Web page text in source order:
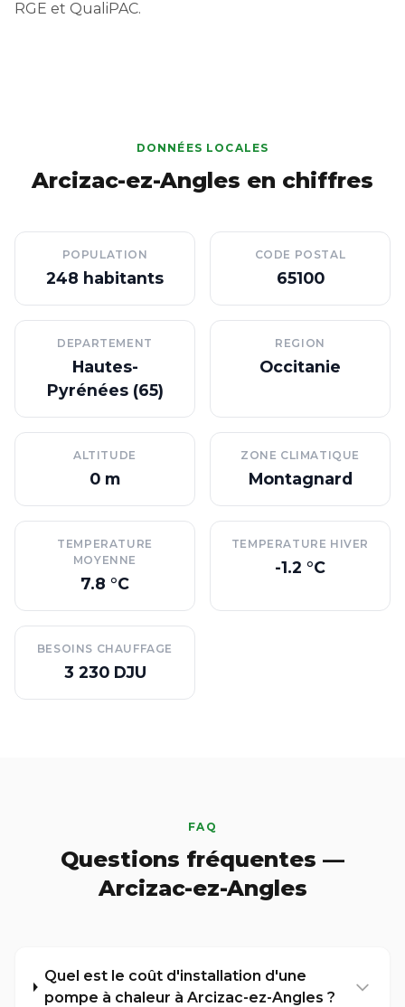
RGE et QualiPAC.
DONNÉES LOCALES
Arcizac-ez-Angles en chiffres
POPULATION
248 habitants
CODE POSTAL
65100
DEPARTEMENT
Hautes-
Pyrénées (65)
REGION
Occitanie
ALTITUDE
0 m
ZONE CLIMATIQUE
Montagnard
TEMPERATURE
MOYENNE
7.8 °C
TEMPERATURE HIVER
-1.2 °C
BESOINS CHAUFFAGE
3 230 DJU
FAQ
Questions fréquentes —
Arcizac-ez-Angles
Quel est le coût d'installation d'une
pompe à chaleur à Arcizac-ez-Angles ?